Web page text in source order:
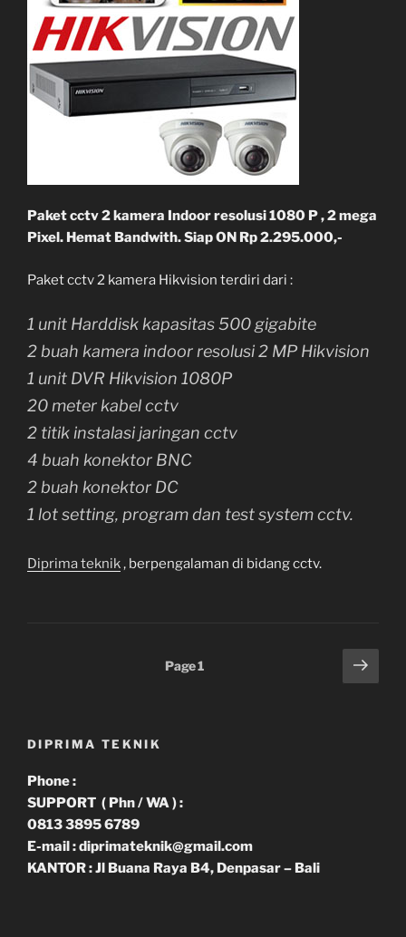
Paket cctv 2 kamera Indoor resolusi 1080 P , 2 mega
Pixel. Hemat Bandwith. Siap ON Rp 2.295.000,-
Paket cctv 2 kamera Hikvision terdiri dari :
1 unit Harddisk kapasitas 500 gigabite
2 buah kamera indoor resolusi 2 MP Hikvision
1 unit DVR Hikvision 1080P
20 meter kabel cctv
2 titik instalasi jaringan cctv
4 buah konektor BNC
2 buah konektor DC
1 lot setting, program dan test system cctv.
Diprima teknik, berpengalaman di bidang cctv.
Page1
Next
page
DIPRIMA TEKNIK
Phone :
SUPPORT ( Phn / WA ) :
0813 3895 6789
E-mail : diprimateknik@gmail.com
KANTOR : Jl Buana Raya B4, Denpasar – Bali